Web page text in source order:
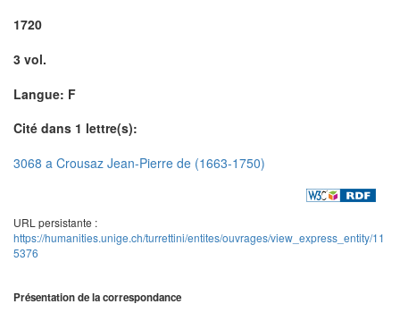
1720
3 vol.
Langue: F
Cité dans 1 lettre(s):
3068 a Crousaz Jean-Pierre de (1663-1750)
URL persistante :
https://humanities.unige.ch/turrettini/entites/ouvrages/view_express_entity/11
5376
Présentation de la correspondance